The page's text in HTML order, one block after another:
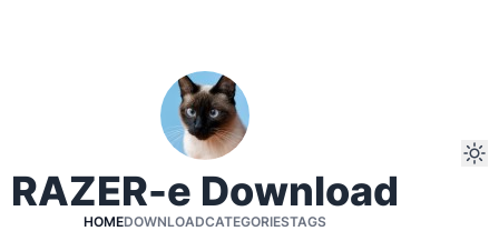
RAZER-e Download
HOMEDOWNLOADCATEGORIESTAGS